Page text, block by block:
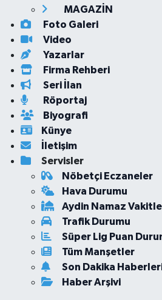
MAGAZİN
Foto Galeri
Video
Yazarlar
Firma Rehberi
Seri İlan
Röportaj
Biyografi
Künye
İletişim
Servisler
Nöbetçi Eczaneler
Hava Durumu
Aydin Namaz
Trafik Durumu
Süper Lig Puan
Tüm Manşetler
Son Dakika
Haber Arşivi